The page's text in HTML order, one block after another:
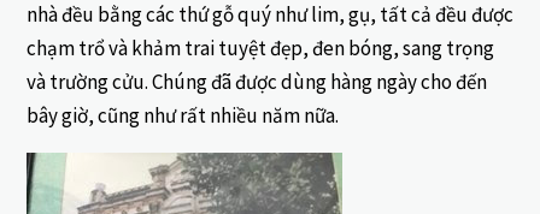
nhà đều bằng các thứ gỗ quý như lim, gụ, tất cả đều được
chạm trổ và khảm trai tuyệt đẹp, đen bóng, sang trọng
và trường cửu. Chúng đã được dùng hàng ngày cho đến
bây giờ, cũng như rất nhiều năm nữa.